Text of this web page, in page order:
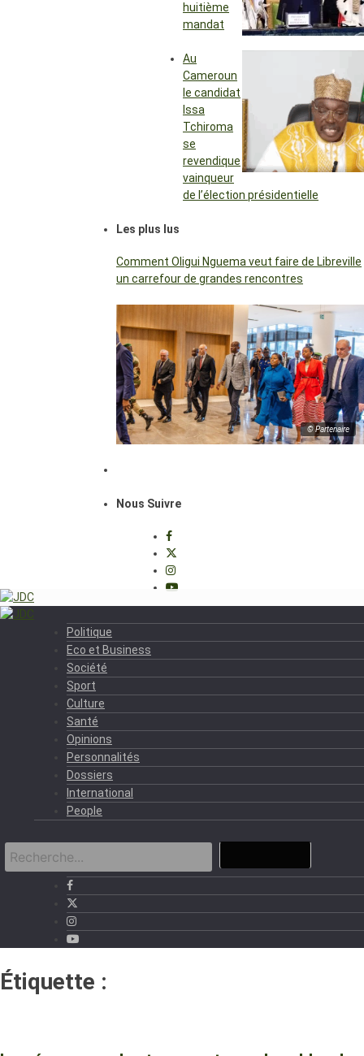
huitième
mandat
Au
Cameroun
le candidat
Issa
Tchiroma
se
revendique
vainqueur
de l’élection présidentielle
Les plus lus
Comment Oligui Nguema veut faire de Libreville
un carrefour de grandes rencontres
© Partenaire
Nous Suivre
Politique
Eco et Business
Société
Sport
Culture
Santé
Opinions
Personnalités
Dossiers
International
People
Étiquette :